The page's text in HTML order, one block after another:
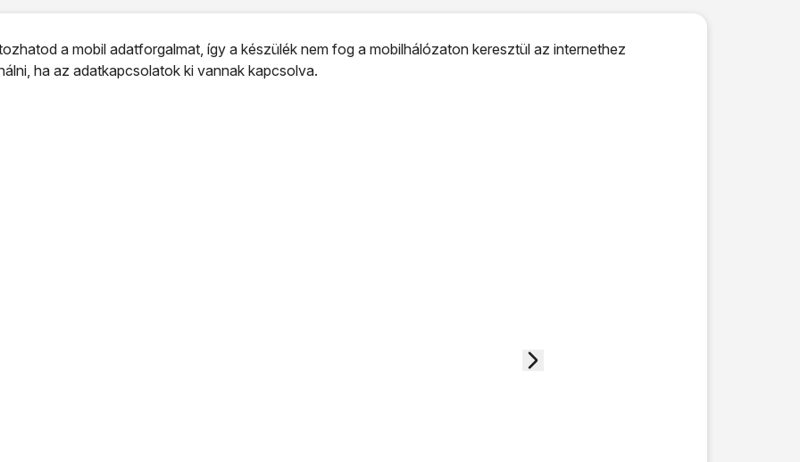
a mobil adatforgalmat, így a készülék nem fog a mobilhálózaton keresztül az internethez
ha az adatkapcsolatok ki vannak kapcsolva.